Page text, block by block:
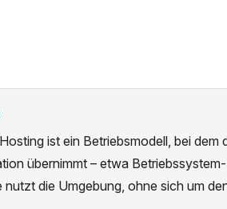
ist ein Betriebsmodell, bei
übernimmt – etwa
nutzt die Umgebung, ohne sich um